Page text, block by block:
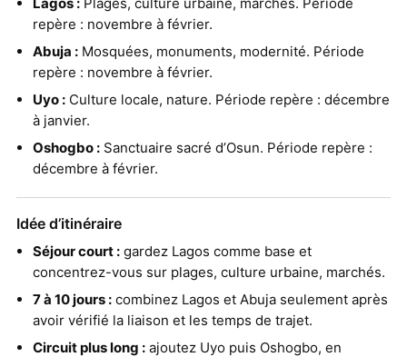
repère : novembre à février.
Abuja :Mosquées, monuments, modernité. Période
repère : novembre à février.
Uyo :Culture locale, nature. Période repère : décembre
à janvier.
Oshogbo :Sanctuaire sacré d’Osun. Période repère :
décembre à février.
Idée d’itinéraire
Séjour court :gardez Lagos comme base et
concentrez-vous sur plages, culture urbaine, marchés.
7 à 10 jours :combinez Lagos et Abuja seulement après
avoir vérifié la liaison et les temps de trajet.
Circuit plus long :ajoutez Uyo puis Oshogbo, en